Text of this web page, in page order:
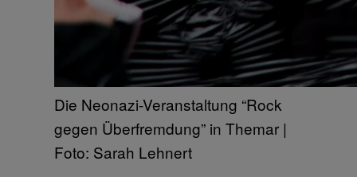
Die Neonazi-Veranstaltung “Rock
gegen Überfremdung” in Themar |
Foto: Sarah Lehnert